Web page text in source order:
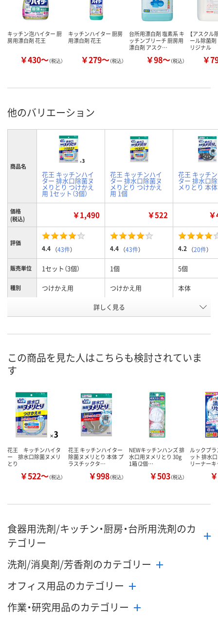
キッチン泡ハイター 厨
房用漂白剤 花王
￥430～（税込）
キッチンハイター 厨房
用漂白剤 花王
￥279～（税込）
台所用漂白剤 塩素系 キ
ッチンブリーチ 厨房用
漂白剤 アスク…
￥98～（税込）
【アスクル
ール除菌
リジナル
￥
他のバリエーション
商品名
花王 キッチンハイ
ター 排水口除菌ヌ
メりとり つけかえ
用 1セット（3個）
花王 キッチンハイ
ター 排水口除菌ヌ
メりとり つけかえ
用 1個
花王 キッチ
ター 排水口
メりとり 本
価格
(税込)
￥1,490 ￥522
評価
4.4 （43件） 4.4 （43件） 4.2 （20件）
販売単位 1セット（3個） 1個 5個
種別 つけかえ用 つけかえ用 本体
7884866 HE76602
8月10日（月）
カゴへ カゴへ カ
詳しく見る
この商品を見た人はこちらも検討されていま
す
花王 キッチンハイタ
ー 排水口除菌ヌメリ
とり
￥522～（税込）
花王 キッチンハイター
除菌ヌメリとり 本体 プ
ラスチックタ…
￥998（税込）
NEWキッチンハンズ 排
水口用ヌメリとり 30g
1箱（2個…
￥503（税込）
ルックプ
ット 排水
リーナー
食器用洗剤/キッチン・厨房・台所用洗剤のカ
テゴリー
洗剤/消臭剤/芳香剤のカテゴリー
オフィス用品のカテゴリー
作業・研究用品のカテゴリー